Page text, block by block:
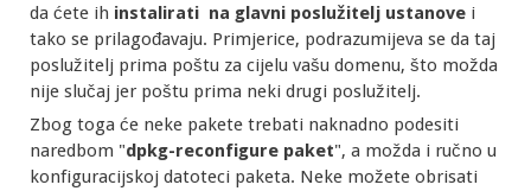
da ćete ih instalirati na glavni poslužitelj ustanove i
tako se prilagođavaju. Primjerice, podrazumijeva se da taj
poslužitelj prima poštu za cijelu vašu domenu, što možda
nije slučaj jer poštu prima neki drugi poslužitelj.
Zbog toga će neke pakete trebati naknadno podesiti
naredbom "dpkg-reconfigure paket", a možda i ručno u
konfiguracijskoj datoteci paketa. Neke možete obrisati